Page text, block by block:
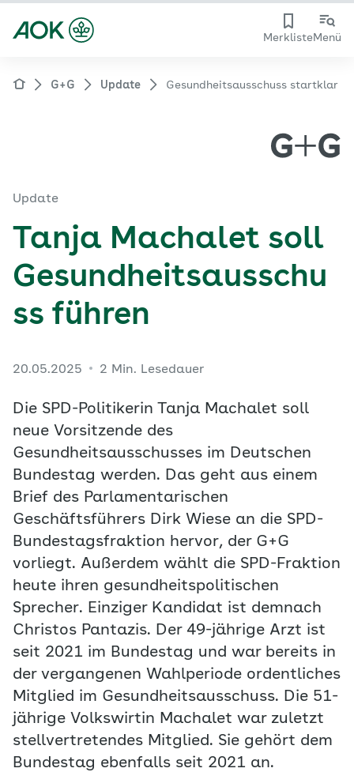
MerklisteMenü
G+G Update Gesundheitsausschuss startklar
Update
Tanja Machalet soll
Gesundheitsausschu
ss führen
20.05.2025 2 Min. Lesedauer
Die SPD-Politikerin Tanja Machalet soll
neue Vorsitzende des
Gesundheitsausschusses im Deutschen
Bundestag werden. Das geht aus einem
Brief des Parlamentarischen
Geschäftsführers Dirk Wiese an die SPD-
Bundestagsfraktion hervor, der G+G
vorliegt. Außerdem wählt die SPD-Fraktion
heute ihren gesundheitspolitischen
Sprecher. Einziger Kandidat ist demnach
Christos Pantazis. Der 49-jährige Arzt ist
seit 2021 im Bundestag und war bereits in
der vergangenen Wahlperiode ordentliches
Mitglied im Gesundheitsausschuss. Die 51-
jährige Volkswirtin Machalet war zuletzt
stellvertretendes Mitglied. Sie gehört dem
Bundestag ebenfalls seit 2021 an.